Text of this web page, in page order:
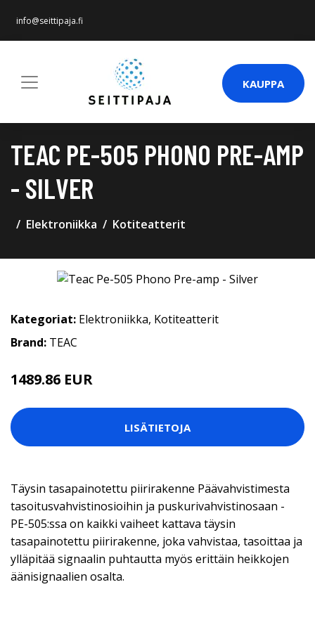
info@seittipaja.fi
KAUPPA
TEAC PE-505 PHONO PRE-AMP
- SILVER
Elektroniikka Kotiteatterit
Kategoriat: Elektroniikka, Kotiteatterit
Brand: TEAC
1489.86 EUR
LISÄTIETOJA
Täysin tasapainotettu piirirakenne Päävahvistimesta
tasoitusvahvistinosioihin ja puskurivahvistinosaan -
PE-505:ssa on kaikki vaiheet kattava täysin
tasapainotettu piirirakenne, joka vahvistaa, tasoittaa ja
ylläpitää signaalin puhtautta myös erittäin heikkojen
äänisignaalien osalta.